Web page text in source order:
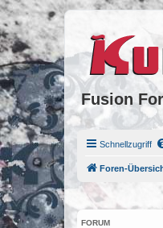
Fusion
Schnellzugriff
Foren-
FORUM